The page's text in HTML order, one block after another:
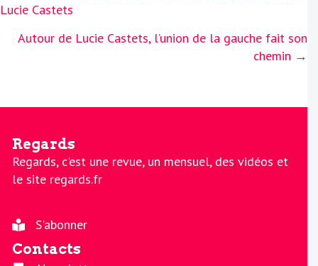
navigation
Lucie Castets
Autour de Lucie Castets, l’union de la gauche fait son
chemin →
Regards
Regards, c'est une revue, un mensuel, des vidéos et
le site regards.fr
S'abonner
Contacts